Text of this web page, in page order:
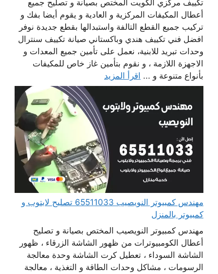
تكييف مركزي الكويت المختص بصيانة و تصليح جميع
أعطال المكيفات المركزية و العادية و يقوم أيضا بفك و
تركيب جميع القطع التالفة واستبدالها بقطع جديدة نوفر
افضل فني تكييف هندي وباكستاني صيانة تكييف سنترال
وحدات تبريد للابنية، نعمل على تأمين جميع المعدات و
الاجهزة اللازمة ، و نقوم بتأمين غاز خاص للمكيفات
بأنواع متنوعة و ... اقرأ المزيد
مهندس كمبيوتر النويصيب 65511033 تصليح لابتوب و
كمبيوتر بالمنزل
مهندس كمبيوتر النويصيب المختص بصيانة و تصليح
أعطال الكومبيوترات من ظهور الشاشة الزرقاء ، ظهور
الشاشة السوداء ، تعطيل كرت الشاشة وحدة معالجة
الرسومات ، مشاكل وحدات الطاقة و التغذية ، معالجة